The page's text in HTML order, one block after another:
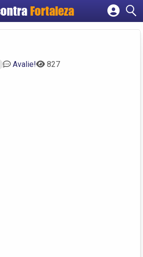
Fortaleza
Cadastrar empresa
Avalie! 827